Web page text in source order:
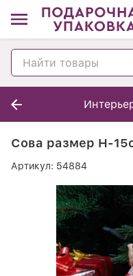
Сова размер H-
Артикул: 54884